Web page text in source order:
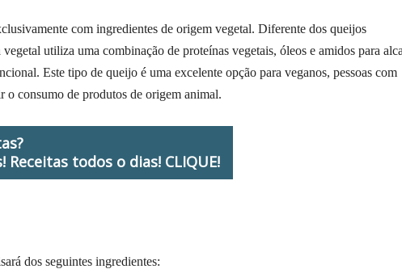
com ingredientes de origem vegetal. Diferente dos queijos
utiliza uma combinação de proteínas vegetais, óleos e amidos para
Este tipo de queijo é uma excelente opção para veganos, pessoas com
o consumo de produtos de origem animal.
todos o dias! CLIQUE!
dos seguintes ingredientes: